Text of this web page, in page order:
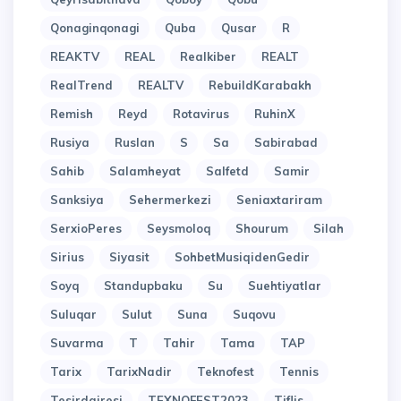
Qonaginqonagi
Quba Qusar
R
REAKTV
REAL Realkiber
REALT
RealTrend
REALTV
RebuildKarabakh
Remish
Reyd Rotavirus
RuhinX
Rusiya
Ruslan S Sa
Sabirabad
Sahib
Salamheyat Salfetd
Samir
Sanksiya
Sehermerkezi
Seniaxtariram
SerxioPeres
Seysmoloq Shourum
Silah
Sirius
Siyasit
SohbetMusiqidenGedir
Soyq
Standupbaku Su
Suehtiyatlar
Suluqar
Sulut Suna
Suqovu
Suvarma
T Tahir Tama
TAP
Tarix
TarixNadir Teknofest
Tennis